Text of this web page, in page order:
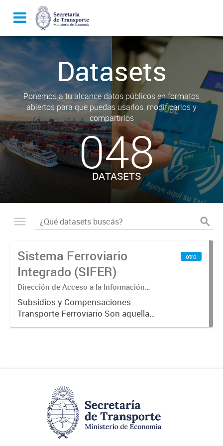
Datasets
Ponemos a tu alcance datos públicos en formatos
abiertos para que puedas usarlos, modificarlos y
compartirlos
048
DATASETS
Sistema Ferroviario
Integrado (SIFER)
Dirección de Acceso a la Información
Pública y Transparencia
Subsidios y Compensaciones
Transporte Ferroviario Son aquellas
transferencias realizadas por la
otro